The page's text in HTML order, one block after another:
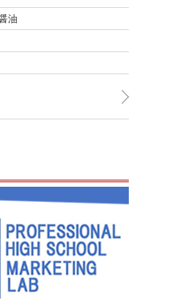
油